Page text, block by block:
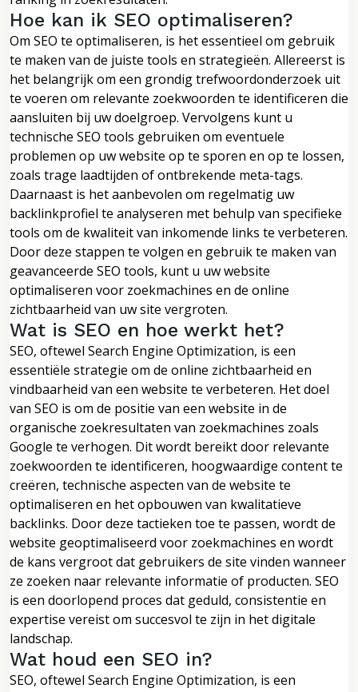
Hoe kan ik SEO optimaliseren?
Om SEO te optimaliseren, is het essentieel om gebruik
te maken van de juiste tools en strategieën. Allereerst is
het belangrijk om een grondig trefwoordonderzoek uit
te voeren om relevante zoekwoorden te identificeren die
aansluiten bij uw doelgroep. Vervolgens kunt u
technische SEO tools gebruiken om eventuele
problemen op uw website op te sporen en op te lossen,
zoals trage laadtijden of ontbrekende meta-tags.
Daarnaast is het aanbevolen om regelmatig uw
backlinkprofiel te analyseren met behulp van specifieke
tools om de kwaliteit van inkomende links te verbeteren.
Door deze stappen te volgen en gebruik te maken van
geavanceerde SEO tools, kunt u uw website
optimaliseren voor zoekmachines en de online
zichtbaarheid van uw site vergroten.
Wat is SEO en hoe werkt het?
SEO, oftewel Search Engine Optimization, is een
essentiële strategie om de online zichtbaarheid en
vindbaarheid van een website te verbeteren. Het doel
van SEO is om de positie van een website in de
organische zoekresultaten van zoekmachines zoals
Google te verhogen. Dit wordt bereikt door relevante
zoekwoorden te identificeren, hoogwaardige content te
creëren, technische aspecten van de website te
optimaliseren en het opbouwen van kwalitatieve
backlinks. Door deze tactieken toe te passen, wordt de
website geoptimaliseerd voor zoekmachines en wordt
de kans vergroot dat gebruikers de site vinden wanneer
ze zoeken naar relevante informatie of producten. SEO
is een doorlopend proces dat geduld, consistentie en
expertise vereist om succesvol te zijn in het digitale
landschap.
Wat houd een SEO in?
SEO, oftewel Search Engine Optimization, is een